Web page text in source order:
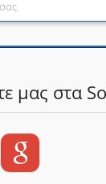
μας στα